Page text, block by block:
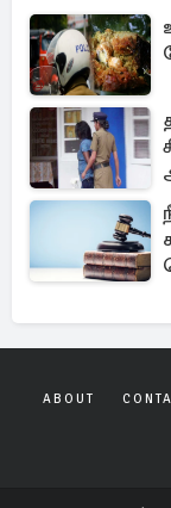
ABOUT